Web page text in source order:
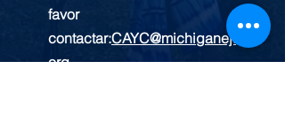
favor
contactar:CAYC@michiganej.
org.